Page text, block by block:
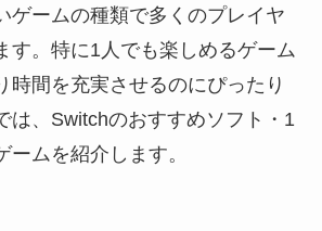
ゲームの種類で多くのプレイヤ
す。特に1人でも楽しめるゲーム
時間を充実させるのにぴったり
は、Switchのおすすめソフト・1
ームを紹介します。